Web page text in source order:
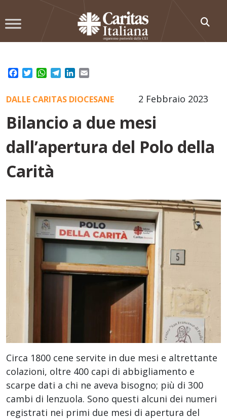
to
Facebook
TwitterWhatsApp
TelegramLinkedIn
2 Febbraio 2023
DALLE CARITAS DIOCESANE
Bilancio a due mesi
dall’apertura del Polo della
Carità
Circa 1800 cene servite in due mesi e altrettante
colazioni, oltre 400 capi di abbigliamento e
scarpe dati a chi ne aveva bisogno; più di 300
cambi di lenzuola. Sono questi alcuni dei numeri
registrati nei primi due mesi di apertura del